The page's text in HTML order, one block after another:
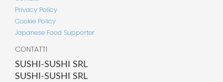
Privacy Policy
Cookie Policy
Japanese Food Supporter
CONTATTI
SUSHI-SUSHI SRL
SUSHI-SUSHI SRL